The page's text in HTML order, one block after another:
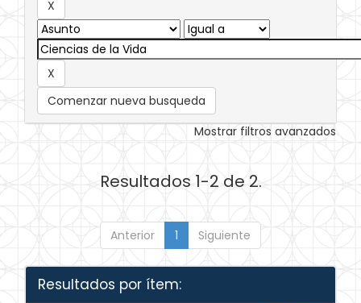
Comenzar nueva busqueda
Mostrar filtros avanzados
Resultados 1-2 de 2.
Anterior 1 Siguiente
Resultados por ítem: